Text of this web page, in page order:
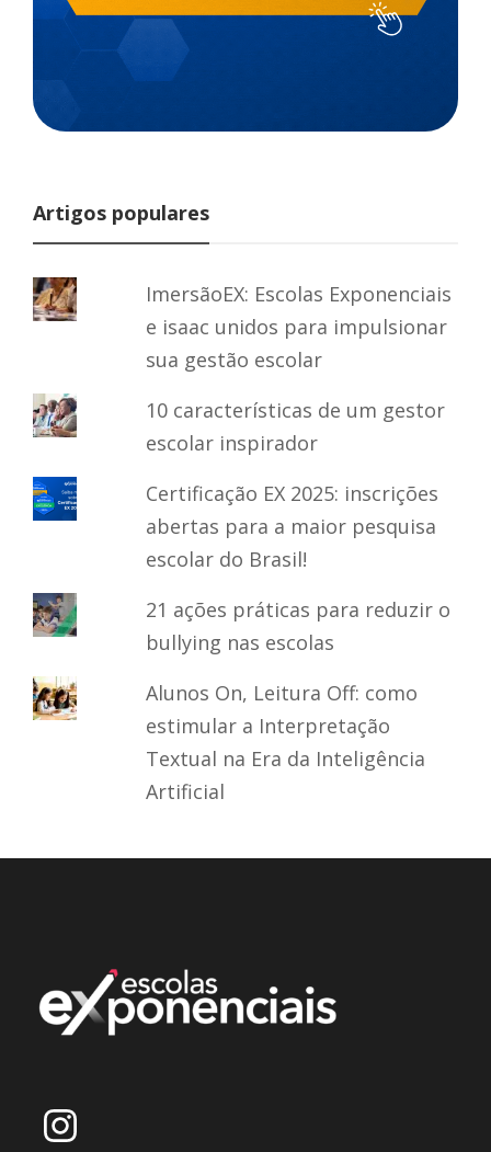
Artigos populares
ImersãoEX: Escolas Exponenciais
e isaac unidos para impulsionar
sua gestão escolar
10 características de um gestor
escolar inspirador
Certificação EX 2025: inscrições
abertas para a maior pesquisa
escolar do Brasil!
21 ações práticas para reduzir o
bullying nas escolas
Alunos On, Leitura Off: como
estimular a Interpretação
Textual na Era da Inteligência
Artificial